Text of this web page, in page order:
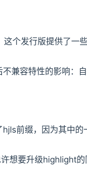
个发行版提供了一
兼容特性的影响：
前缀，因为其中的
想要升级highlight